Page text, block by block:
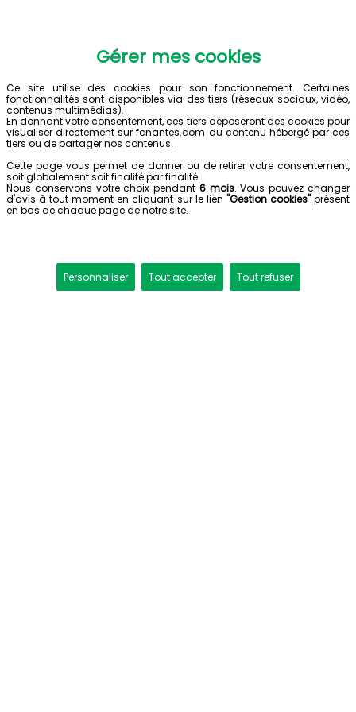
Gérer mes cookies
Ce site utilise des cookies pour son fonctionnement. Certaines
fonctionnalités sont disponibles via des tiers (réseaux sociaux, vidéo,
contenus multimédias).
En donnant votre consentement, ces tiers déposeront des cookies pour
visualiser directement sur fcnantes.com du contenu hébergé par ces
tiers ou de partager nos contenus.
Cette page vous permet de donner ou de retirer votre consentement,
soit globalement soit finalité par finalité.
Nous conservons votre choix pendant 6 mois. Vous pouvez changer
d'avis à tout moment en cliquant sur le lien "Gestion cookies"présent
en bas de chaque page de notre site.
Personnaliser Tout accepter Tout refuser